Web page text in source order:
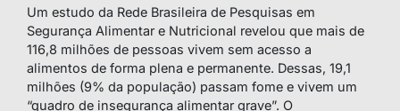
Um estudo da Rede Brasileira de Pesquisas em
Segurança Alimentar e Nutricional revelou que mais de
116,8 milhões de pessoas vivem sem acesso a
alimentos de forma plena e permanente. Dessas, 19,1
milhões (9% da população) passam fome e vivem um
“quadro de insegurança alimentar grave”. O